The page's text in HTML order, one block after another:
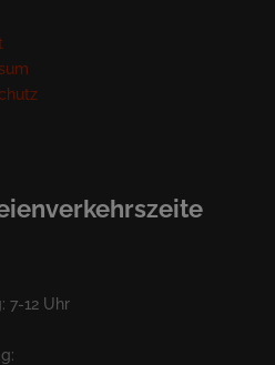
7-12 Uhr